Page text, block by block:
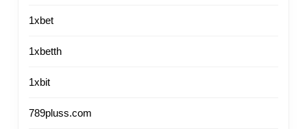
1xbet
1xbetth
1xbit
789pluss.com